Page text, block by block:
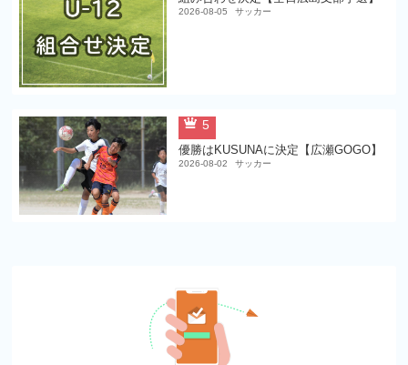
2026-08-05 サッカー
5
優勝はKUSUNAに決定【広瀬GOGO】
2026-08-02 サッカー